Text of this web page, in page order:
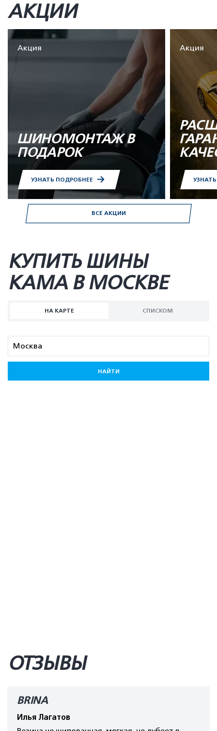
ВСЕ АКЦИИ
АКЦИИ
Акция
ШИНОМОНТАЖ В
ПОДАРОК
УЗНАТЬ ПОДРОБНЕЕ
Акция
КУПИТЬ ШИНЫ
KAMA В МОСКВЕ
НА КАРТЕ СПИСКОМ
НАЙТИ
ОТЗЫВЫ
BRINA
Илья Лагатов